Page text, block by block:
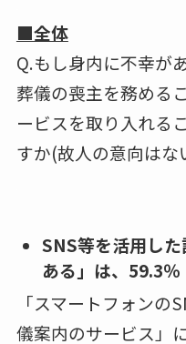
■全体
ービスを取り入れる
すか(故人の意向はな